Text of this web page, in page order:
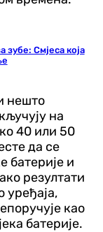
зубе: Смјеса која
нешто
на
40 или 50
да се
батерије и
резултати
уређаја,
као
батерије.